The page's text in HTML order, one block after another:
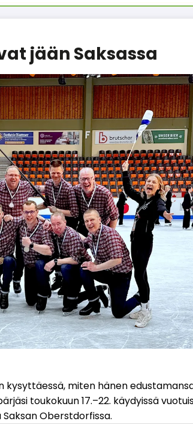
jään Saksassa
ky­syt­tä­es­sä, mi­ten hä­nen
tou­ko­kuun 17.–22. käy­dyis­sä
Oberst­dor­fis­sa.